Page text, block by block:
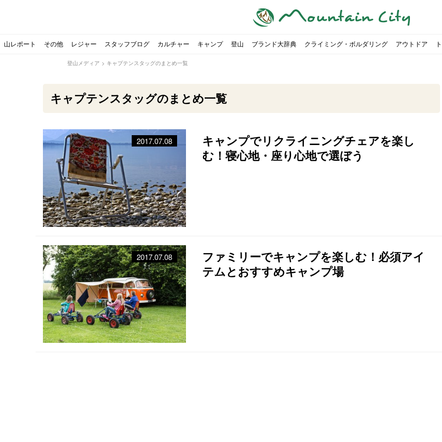
山レポート
北アルプスの最奥部、黒部・雲ノ平へ！有名なクラシックルート「北鎌尾根」から槍ヶ岳へ！登山女子Kajoの自粛明け登山企画vol.2〜初秋の黒岳編〜
山頂まで2時間で富士山を
その他
おでかけ情報サービス「aumo」が連携するメディア数が500社を突破！
使わない土地の負担が重荷に！権利を放棄できる？山を買ってレジャーを楽しみたい！山の値段相場や売買の注
農地の売買は簡単にはでき
レジャー
キャンプYouTuber尾上祐一郎が自信を持ってオススメ！ソロキャンプに最適なテント5選
アトミックのスキー板は初心者におすすめ！3つの理由, 選び方, おすすめモデル
【お手頃キャンピングカー紹介】Japan CampingCar Show
【体験談】上野から1時間
スタッフブログ
スノーピークの限定バーナー入荷しました猫が支配している島？ 福岡の猫島に行ってみた【こずチャンネル】使わなくなったキャンプ道具の行方！【
伊王島にある高規格リゾー
カルチャー
パタゴニアのウエアやビールが「地球を救う」その理由とは押入れに眠っていませんか？アウトドア用品をマウンガで高価買取する方法
2018年夏｜マウンテンシティインスタフォトコンテスト開催
キャンプ女子Kajoが行く！
キャンプ
【ソロキャンプの魅力を満喫】ソロテントの選び方やおすすめのテント7選をご紹介！
【ポップアップテントおすすめ5選】選び方や注意点・お手入れ方法を解説
【最強の保冷剤5選】保冷剤の役割や選び方・効率的な冷や
【お得にキャンプ用品を購
登山
ゴアテックスウエアの洗濯・保管やメンテナンス方法は？キャンプ女子Kajoが洗ってみた！
北アルプスの最奥部、黒部・雲ノ平へ！【ソロキャンプや登山に】湯切り不要パスタの作り方！深
有名なクラシックルート「
ブランド大辞典
【注目】モンベルがキャンプ用品に注力！｜モンベル春夏の新商品をご紹介
登山時計の代名詞スント・コアの魅力と使い方｜人気おすすめモデル5選
キャンプ・ハイキング用ヘッドライトを選ぶ4つのポイント
防水？非防水？トレイルラ
クライミング・ボルダリング
人気の靴メーカー！スカルパの特集！選び方とおすすめシューズをご紹介
クライミング道具はゼロポイントで揃えよう！種類別で人気アイテムを紹介！
【山岳四団体声明発表】なぜ今、登山やクライミングを自粛
初めてのボルダリングシュ
アウトドア
パティシエキャンパーSakiさんに教わる！『かんたん手作りツナ』の作り方
パティシエキャンパーSakiさんに教わる！『本格マルゲリータピザ』の作り方
パティシエキャンパーSakiさんに教わる！『モッツァレラチ
パティシエキャンパーSaki
登山歴3年目のテント泊装備・持ち物をご紹介します【八ヶ岳最高峰へ】南八ヶ岳テント泊登山、赤岳〜横岳〜硫黄岳の縦走コースをご紹介
北八ヶ岳池めぐり山行コース解説。日帰り可能なプランをご
日本向けに作られた『アク
【2021年最新！】9月Amazonのタイムセールをお得に攻略する方法
ペトロマックスの焚き火台でおすすめなものはどれ？特徴も合わせて解説！
ふるさと納税で焚き火台が手に入る？初心者でも手続きはカ
日本向けに作られた『アク
「オトナ女子の山登り」チャンネル、山下舞弓さんが動画投稿を始めたワケとは？
【山でも街でも】ジャックウルフスキンの魅力と用途別おすすめリュック9選
防水？非防水？トレイルランニングシューズはどちらを選
トレイルランニングを安全
【高品質】この冬使いたいマーモットのフリース、ダウン！お得な入手方法も
ビクトリノックスのマルチツールを用途別で紹介！人生の相棒を見つけよう！
登山用リュックならグレゴリー！選ぶポイントと容量別おす
アウトドアの水筒ならサー
人気の靴メーカー！スカルパの特集！選び方とおすすめシューズをご紹介
フォックスファイヤーのおすすめウェア8選！防虫, 防水, カメラ用を解説
ヒルバーグのテントは用途に合わせてレーベルで選ぶ！おす
DDタープ全17モデルのス
源流テンカラ釣り たいしょーの想い出釣行記＃１山形の源流「最初の装備は重かった」
源流テンカラ釣りのリアルがここにある！料理も魅力の「源流居酒屋よーこ」チャンネル徹底
【#STAY HOME】釣りに行けないから、家で魚を捌いてみよ
初めてのウキフカセ釣り【
ゴアテックスウエアの洗濯・保管やメンテナンス方法は？キャンプ女子Kajoが洗ってみた！
日本向けに作られた『アクシーズクイン』、人気の理由とおすすめウェアを紹介
フォックスファイヤーのおすすめウェア8選！防虫, 防水, カ
【山でも街でも】ジャック
源流テンカラ釣りのリアルがここにある！料理も魅力の「源流居酒屋よーこ」チャンネル徹底取材！
パティシエキャンパーSakiさんに教わる！『濃厚蒸しショコラ』の作り方
【#STAY HOME】お家でアウトドア気分〜ホットサンド編〜
海外のキャンプってどんな
【書籍発売！】ソロキャンプYouTuberタナの初のレシピ本、鉄フライパン「ごちそうレシピ」
【ソロキャンプや登山に】湯切り不要パスタの作り方！深型ソロクッカーでも作れるおすすめ
パティシエキャンパーSakiさんに教わる！『濃厚蒸しショコ
パティシエキャンパーSaki
パティシエキャンパーSakiさんに教わる！簡単・美味しいなめらか『手作り豆腐』の作り方
パティシエキャンパーSakiさんに教わる！カリッ・ジュワ・トロ〜『ミルクティーフレンチト
パティシエキャンパーSakiさんに教わる！おかずにも酒の肴
パティシエキャンパーSaki
登山メディア > キャプテンスタッグのまとめ一覧
キャプテンスタッグのまとめ一覧
キャンプでリクライニングチェアを楽し
む！寝心地・座り心地で選ぼう
2017.07.08
ファミリーでキャンプを楽しむ！必須アイ
テムとおすすめキャンプ場
2017.07.08